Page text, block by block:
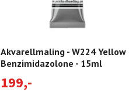
Akvarellmaling - W224 Yellow
Benzimidazolone - 15ml
199,-